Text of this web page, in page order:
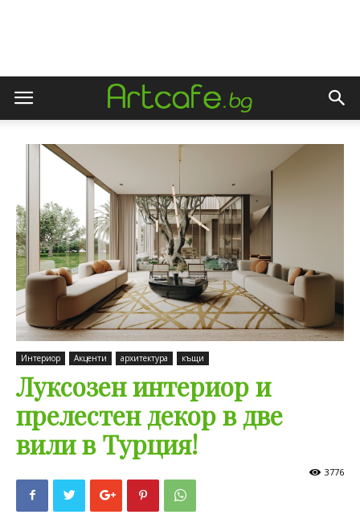
Интериор Акценти архитектура къщи
Луксозен интериор и
прелестен декор в две
вили в Турция!
3776